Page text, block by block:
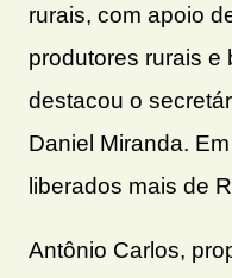
rurais, com apoio
produtores rurais e
destacou o
Daniel Miranda.
liberados mais de
Antônio Carlos,